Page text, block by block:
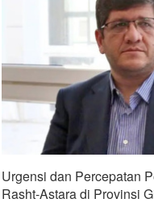
Urgensi dan Percepatan
Rasht-Astara di Provinsi